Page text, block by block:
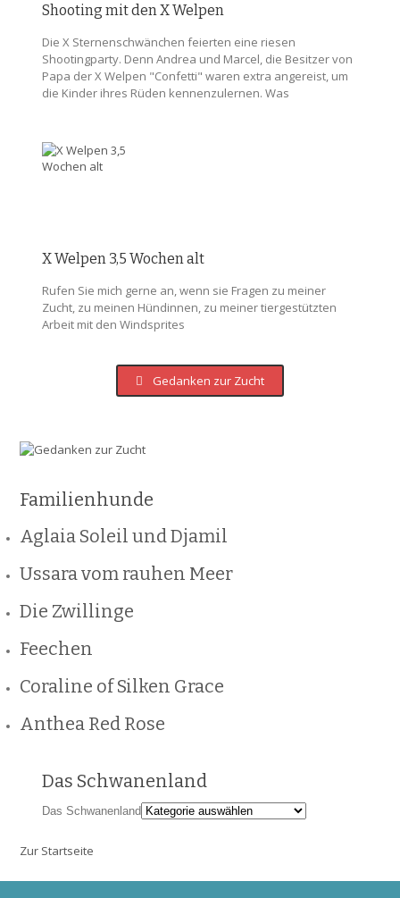
Shooting mit den X Welpen
Die X Sternenschwänchen feierten eine riesen
Shootingparty. Denn Andrea und Marcel, die Besitzer von
Papa der X Welpen "Confetti" waren extra angereist, um
die Kinder ihres Rüden kennenzulernen. Was
X Welpen 3,5 Wochen alt
Rufen Sie mich gerne an, wenn sie Fragen zu meiner
Zucht, zu meinen Hündinnen, zu meiner tiergestützten
Arbeit mit den Windsprites
Gedanken zur Zucht
Familienhunde
Aglaia Soleil und Djamil
Ussara vom rauhen Meer
Die Zwillinge
Feechen
Coraline of Silken Grace
Anthea Red Rose
Das Schwanenland
Das Schwanenland
Zur Startseite